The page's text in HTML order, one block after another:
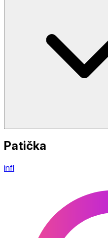
Patička
infl